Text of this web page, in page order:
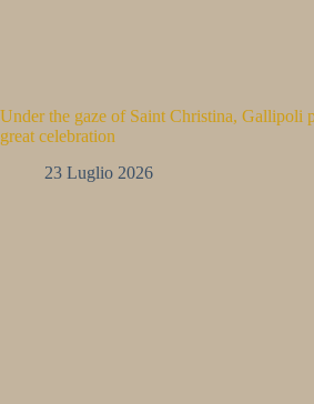
Under the gaze of Saint Christina, Gallipoli
great celebration
23 Luglio 2026